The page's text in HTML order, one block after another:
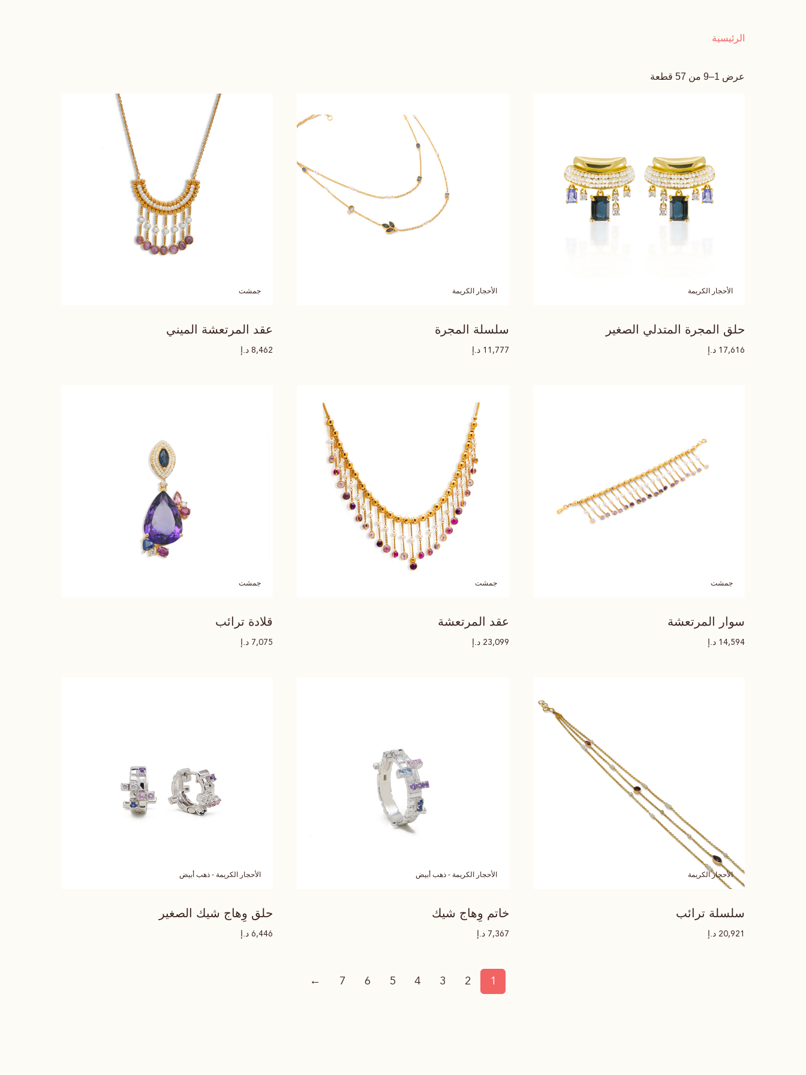
الرئيسية
عرض 1–9 من 57 قطعة
الأحجار الكريمة
حلق المجرة المتدلي الصغير
17,616 د.إ
الأحجار الكريمة
سلسلة المجرة
11,777 د.إ
جمشت
عقد المرتعشة الميني
8,462 د.إ
جمشت
سوار المرتعشة
14,594 د.إ
جمشت
عقد المرتعشة
23,099 د.إ
جمشت
قلادة ترائب
7,075 د.إ
الأحجار الكريمة
سلسلة ترائب
20,921 د.إ
الأحجار الكريمة - ذهب أبيض
خاتم وِهاج شيك
7,367 د.إ
الأحجار الكريمة - ذهب أبيض
حلق وِهاج شيك الصغير
6,446 د.إ
1
2
3
4
5
6
7
←